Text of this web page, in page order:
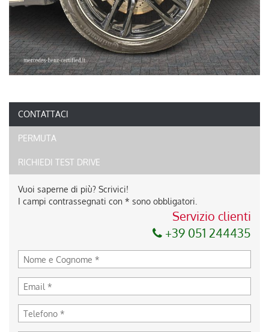
CONTATTACI
PERMUTA
RICHIEDI TEST DRIVE
Vuoi saperne di più? Scrivici!
I campi contrassegnati con * sono obbligatori.
Servizio clienti
+39 051 244435